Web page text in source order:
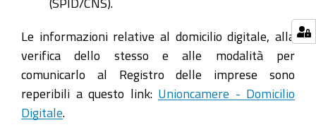
Le informazioni relative al domicilio digitale, alla
verifica dello stesso e alle modalità per
comunicarlo al Registro delle imprese sono
reperibili a questo link: Unioncamere - Domicilio
Digitale